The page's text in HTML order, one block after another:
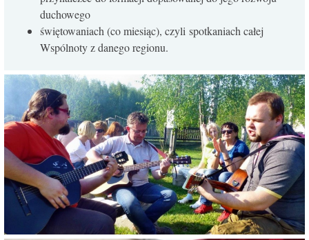
duchowego
świętowaniach (co miesiąc), czyli spotkaniach całej
Wspólnoty z danego regionu.